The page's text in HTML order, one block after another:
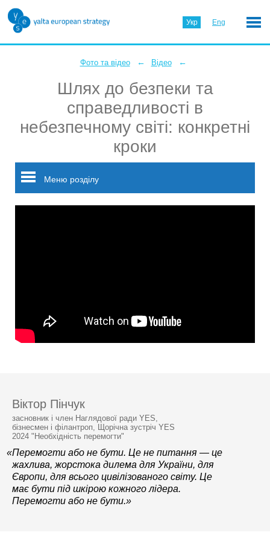
Укр Eng
Фото та відео ← Відео ←
Шлях до безпеки та
справедливості в
небезпечному світі: конкретні
кроки
Меню розділу
Віктор Пінчук
засновник і член Наглядової ради YES,
бізнесмен і філантроп, Щорічна зустріч YES
2024 "Необхідність перемогти"
«Перемогти або не бути. Це не питання — це
жахлива, жорстока дилема для України, для
Європи, для всього цивілізованого світу. Це
має бути під шкірою кожного лідера.
Перемогти або не бути.»